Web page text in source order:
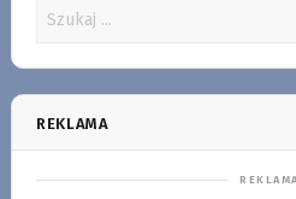
REKLAMA